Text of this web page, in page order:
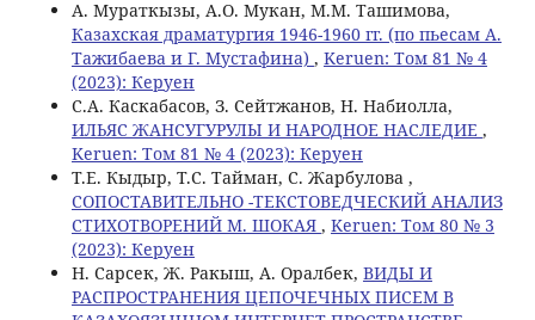
А. Мураткызы, A.O. Мукан, M.M. Ташимова,
Казахская драматургия 1946-1960 гг. (по пьесам А.
Тажибаева и Г. Мустафина) , Keruen: Том 81 № 4
(2023): Керуен
С.А. Каскабасов, З. Сейтжанов, Н. Набиолла,
ИЛЬЯС ЖАНСУГУРУЛЫ И НАРОДНОЕ НАСЛЕДИЕ ,
Keruen: Том 81 № 4 (2023): Керуен
Т.Е. Кыдыр, Т.С. Тайман, С. Жарбулова ,
СОПОСТАВИТЕЛЬНО -ТЕКСТОВЕДЧЕСКИЙ АНАЛИЗ
СТИХОТВОРЕНИЙ М. ШОКАЯ , Keruen: Том 80 № 3
(2023): Керуен
Н. Сарсек, Ж. Ракыш, А. Оралбек, ВИДЫ И
РАСПРОСТРАНЕНИЯ ЦЕПОЧЕЧНЫХ ПИСЕМ В